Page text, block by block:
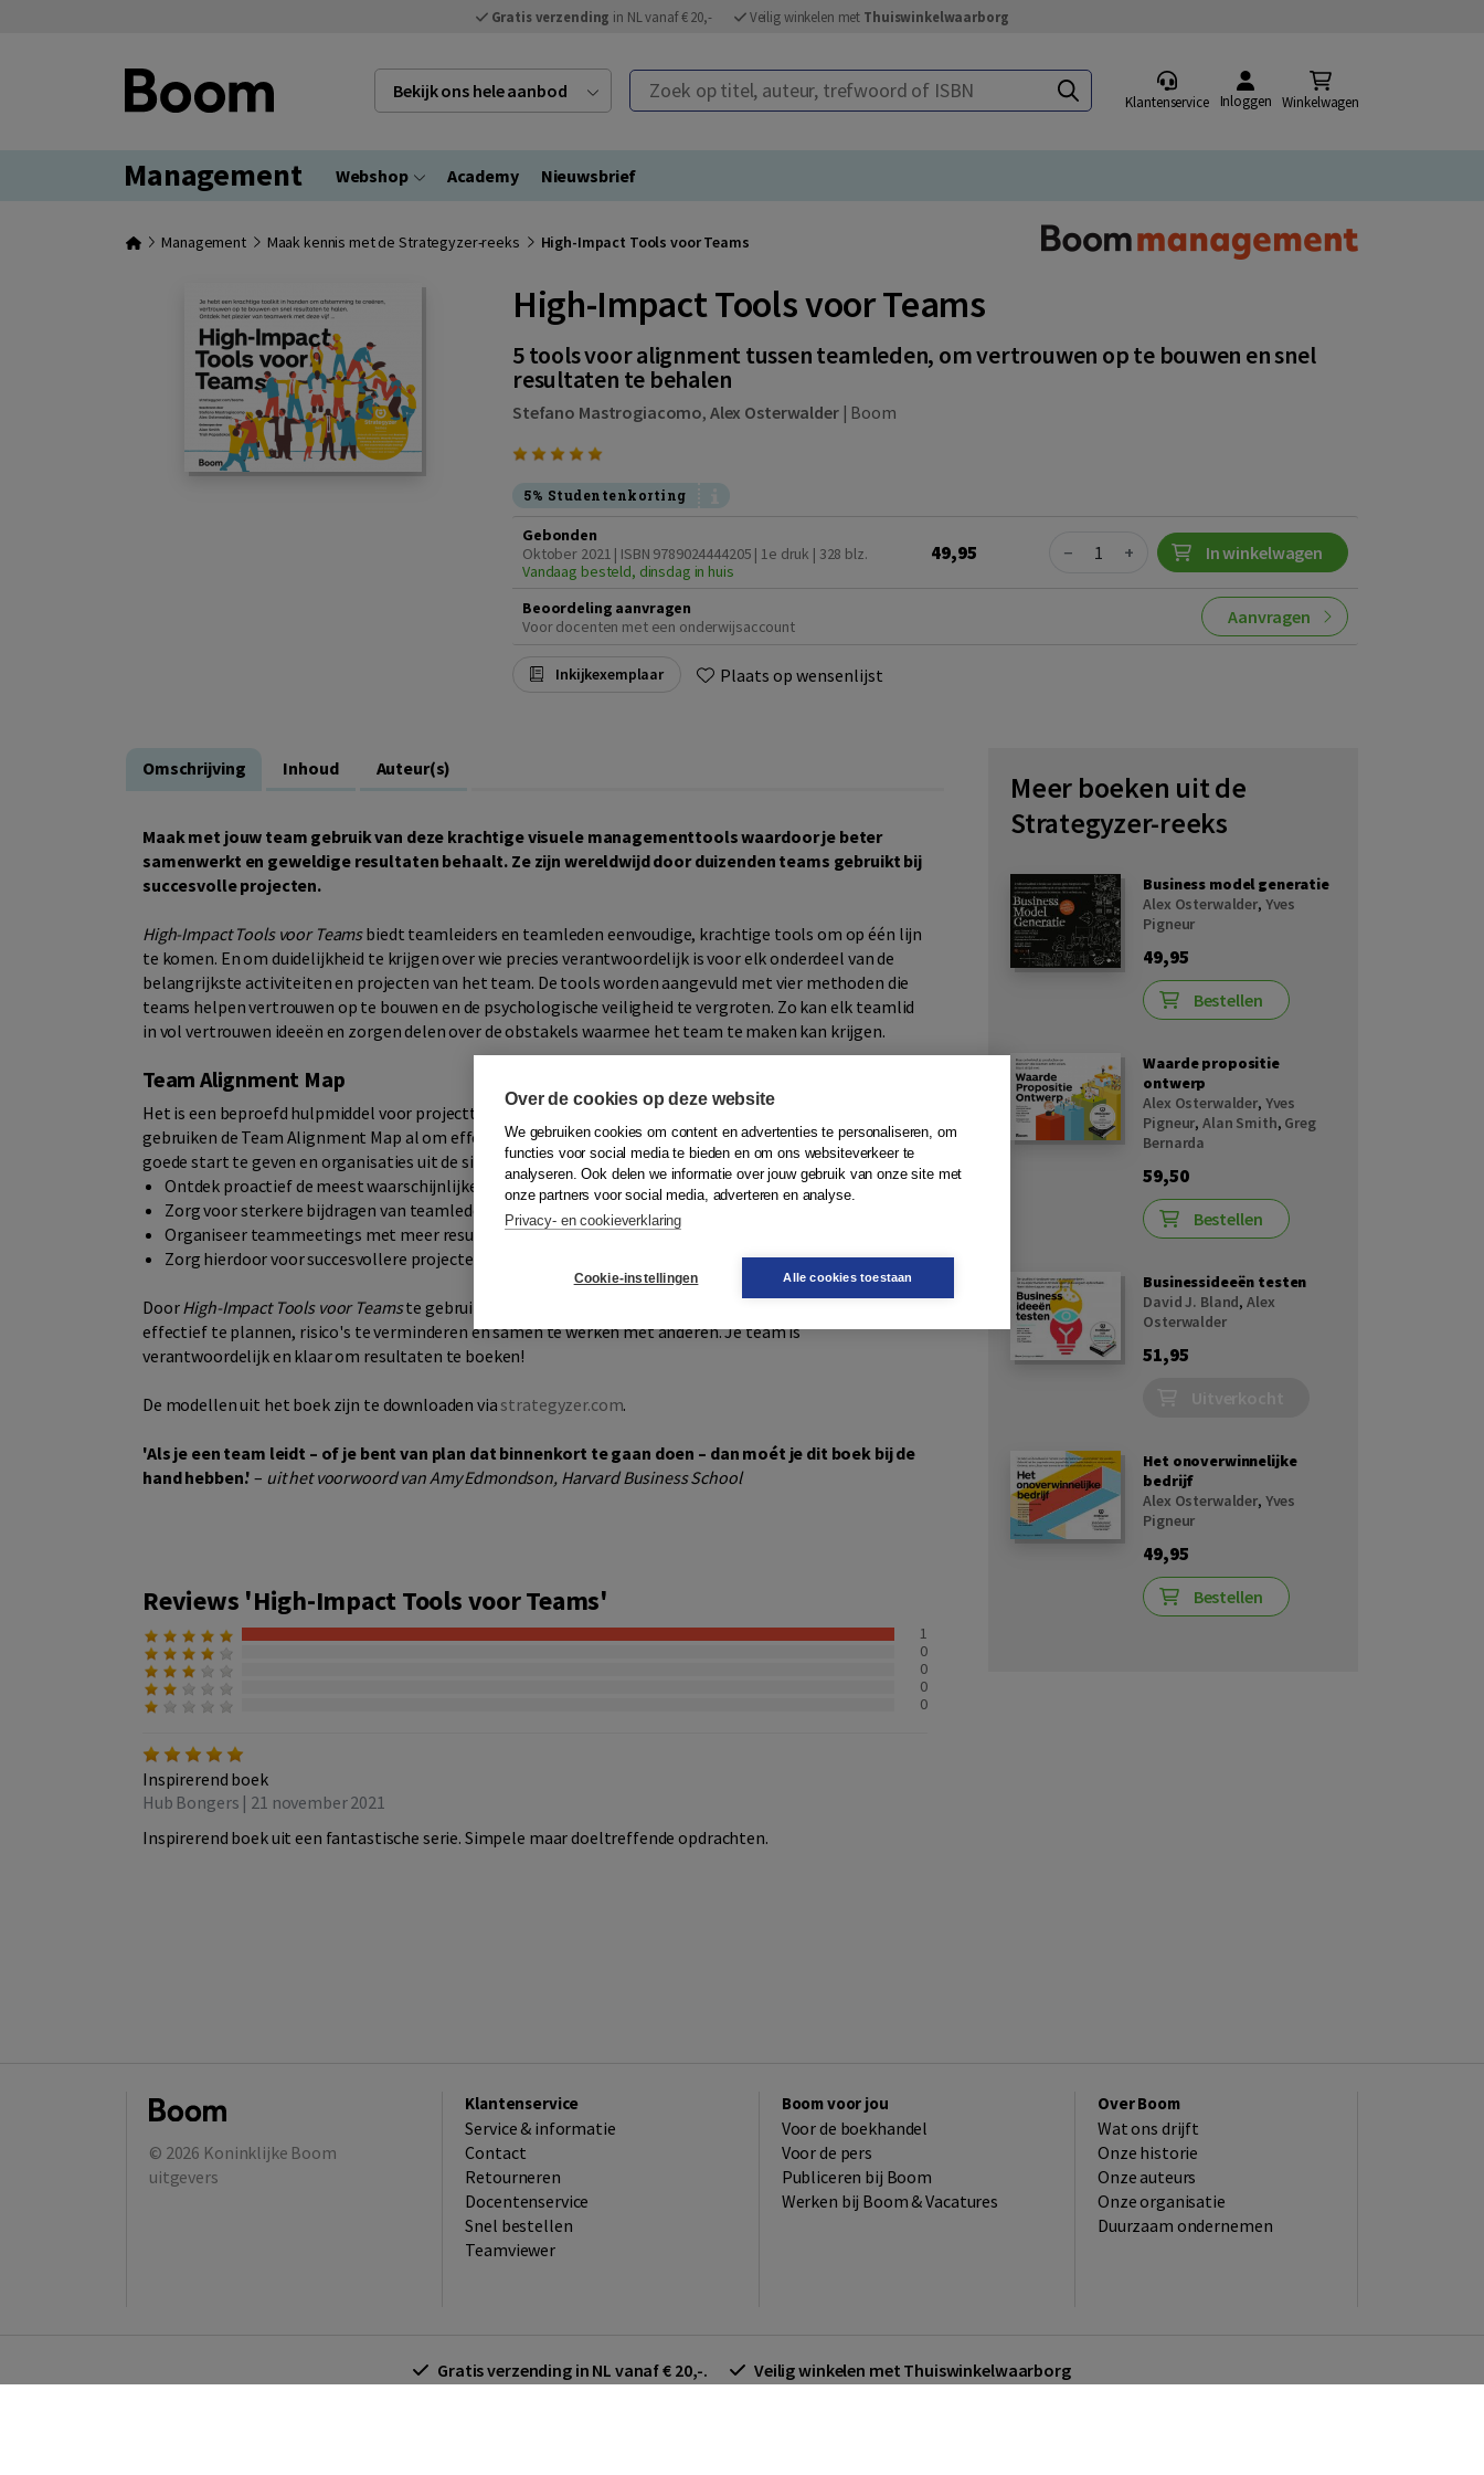
Gratis verzending in NL vanaf € 20,- Veilig winkelen met Thuiswinkelwaarborg
Bekijk ons hele aanbod Zoek op titel, auteur, trefwoord of ISBN
Klantenservice Inloggen Winkelwagen
Management Webshop Academy Nieuwsbrief
Management Maak kennis met de Strategyzer-reeks High-Impact Tools voor Teams
High-Impact Tools voor Teams
5 tools voor alignment tussen teamleden, om vertrouwen op te bouwen en snel
resultaten te behalen
Stefano Mastrogiacomo, Alex Osterwalder| Boom
5% Studentenkorting
Gebonden
Oktober 2021 | ISBN 9789024444205 | 1e druk | 328 blz.
Vandaag besteld, dinsdag in huis
49,95 Quantity
− + In winkelwagen
Beoordeling aanvragen
Voor docenten met een onderwijsaccount
Aanvragen
Inkijkexemplaar Plaats op wensenlijst
Omschrijving Inhoud Auteur(s)
Maak met jouw team gebruik van deze krachtige visuele managementtools waardoor je beter
samenwerkt en geweldige resultaten behaalt. Ze zijn wereldwijd door duizenden teams gebruikt bij
succesvolle projecten.
High-Impact Tools voor Teamsbiedt teamleiders en teamleden eenvoudige, krachtige tools om op één lijn
te komen. En om duidelijkheid te krijgen over wie precies verantwoordelijk is voor elk onderdeel van de
belangrijkste activiteiten en projecten van het team. De tools worden aangevuld met vier methoden die
teams helpen vertrouwen op te bouwen en de psychologische veiligheid te vergroten. Zo kan elk teamlid
in vol vertrouwen ideeën en zorgen delen over de obstakels waarmee het team te maken kan krijgen.
Team Alignment Map
Het is een beproefd hulpmiddel voor projectteams, gebaseerd op jaren van onderzoek. Duizenden teams
gebruiken de Team Alignment Map al om effectieve “over-tot-actie-meetings” te houden, projecten een
goede start te geven en organisaties uit de silo’s te halen.
Ontdek proactief de meest waarschijnlijke obstakels voor elk project en ruim die uit de weg
Zorg voor sterkere bijdragen van teamleden
Organiseer teammeetings met meer resultaat
Zorg hierdoor voor succesvollere projecten
DoorHigh-Impact Tools voor Teamste gebruiken ben je als teamleider of teamlid beter voorbereid om
effectief te plannen, risico's te verminderen en samen te werken met anderen. Je team is
verantwoordelijk en klaar om resultaten te boeken!
De modellen uit het boek zijn te downloaden viastrategyzer.com.
'Als je een team leidt – of je bent van plan dat binnenkort te gaan doen – dan moét je dit boek bij de
hand hebben.' – uit het voorwoord van Amy Edmondson, Harvard Business School
Reviews 'High-Impact Tools voor Teams'
1
0
0
0
0
Inspirerend boek
Hub Bongers | 21 november 2021
Inspirerend boek uit een fantastische serie. Simpele maar doeltreffende opdrachten.
Meer boeken uit de
Strategyzer-reeks
Business model generatie
Alex Osterwalder, Yves
Pigneur
49,95
Bestellen
Waarde propositie
ontwerp
Alex Osterwalder, Yves
Pigneur, Alan Smith, Greg
Bernarda
59,50
Bestellen
Businessideeën testen
David J. Bland,Alex
Osterwalder
51,95
Het onoverwinnelijke
bedrijf
Alex Osterwalder, Yves
Pigneur
49,95
Bestellen
© 2026 Koninklijke Boom
uitgevers
Klantenservice
Service & informatie
Contact
Retourneren
Docentenservice
Snel bestellen
Teamviewer
Boom voor jou
Voor de boekhandel
Voor de pers
Publiceren bij Boom
Werken bij Boom & Vacatures
Over Boom
Wat ons drijft
Onze historie
Onze auteurs
Onze organisatie
Duurzaam ondernemen
Gratis verzending in NL vanaf € 20,-. Veilig winkelen met Thuiswinkelwaarborg
Over de cookies op deze website
We gebruiken cookies om content en advertenties te personaliseren, om
functies voor social media te bieden en om ons websiteverkeer te
analyseren. Ook delen we informatie over jouw gebruik van onze site met
onze partners voor social media, adverteren en analyse.
Privacy- en cookieverklaring
Cookie-instellingen Alle cookies toestaan